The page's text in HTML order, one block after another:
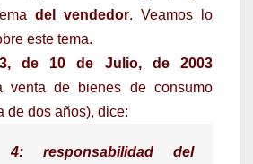
del vendedor. Veamos lo
este tema.
de 10 de Julio, de 2003
venta de bienes de consumo
de dos años), dice:
4: responsabilidad del